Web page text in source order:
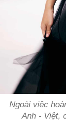
Ngoài việc
Anh - Việt,